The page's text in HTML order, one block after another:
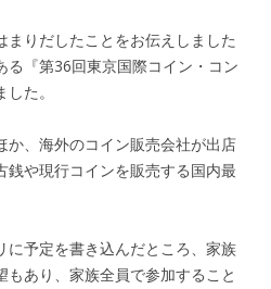
りだしたことをお伝えしました
る『第36回東京国際コイン・コン
た。
か、海外のコイン販売会社が出店
銭や現行コインを販売する国内最
に予定を書き込んだところ、家族
あり、家族全員で参加すること